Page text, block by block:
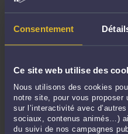
Consentement
Ce site web utilise des
Nous utilisons des cookies
notre site, pour vous proposer
sur l’interactivité avec
sociaux, contenus animés…)
du suivi de nos campagnes
RELIGION AU TRAVAIL DES
La question de la religion au travail
jours, de multiples questions
liberté religieuse des salariés au
restreindre les manifestations. Les
suite >